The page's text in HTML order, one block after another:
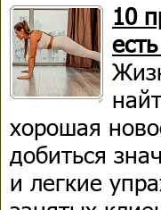
10
хорошая
добиться
и легкие